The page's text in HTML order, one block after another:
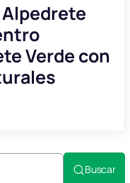
Verde con
Buscar